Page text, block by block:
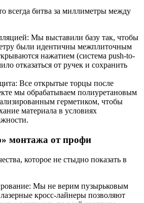
всегда битва за миллиметры между
Мы выставили базу так, чтобы
были идентичны межплиточным
нажатием (система push-to-
отказаться от ручек и сохранить
Все открытые торцы после
мы обрабатываем полиуретановым
герметиком, чтобы
материала в условиях
монтажа от профи
которое не стыдно показать в
Мы не верим пузырьковым
кросс-лайнеры позволяют